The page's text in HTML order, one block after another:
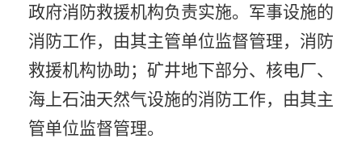
政府消防救援机构负责实施。军事设施的
消防工作，由其主管单位监督管理，消防
救援机构协助；矿井地下部分、核电厂、
海上石油天然气设施的消防工作，由其主
管单位监督管理。